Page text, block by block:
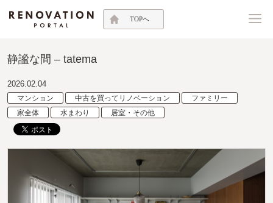
TOPへ
静謐な間 – tatema
2026.02.04
マンション 中古を買ってリノベーション
ファミリー
家全体
水まわり 居室・その他